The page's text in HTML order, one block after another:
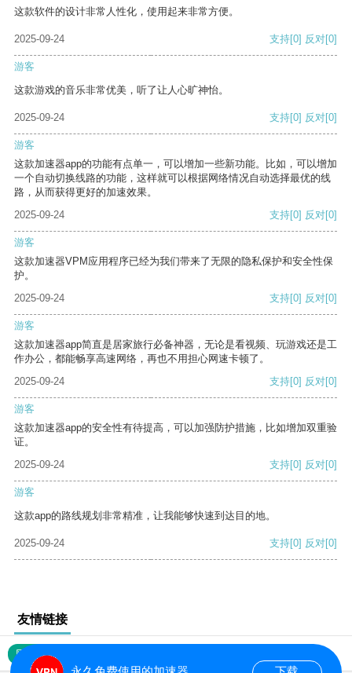
这款软件的设计非常人性化，使用起来非常方便。
2025-09-24 支持[0] 反对[0]
游客
这款游戏的音乐非常优美，听了让人心旷神怡。
2025-09-24 支持[0] 反对[0]
游客
这款加速器app的功能有点单一，可以增加一些新功能。比如，可以增加
一个自动切换线路的功能，这样就可以根据网络情况自动选择最优的线
路，从而获得更好的加速效果。
2025-09-24
支持[0] 反对[0]
游客
这款加速器VPM应用程序已经为我们带来了无限的隐私保护和安全性保
护。
2025-09-24
支持[0] 反对[0]
游客
这款加速器app简直是居家旅行必备神器，无论是看视频、玩游戏还是工
作办公，都能畅享高速网络，再也不用担心网速卡顿了。
2025-09-24
支持[0] 反对[0]
游客
这款加速器app的安全性有待提高，可以加强防护措施，比如增加双重验
证。
2025-09-24
支持[0] 反对[0]
游客
这款app的路线规划非常精准，让我能够快速到达目的地。
2025-09-24 支持[0] 反对[0]
友情链接
网站地图